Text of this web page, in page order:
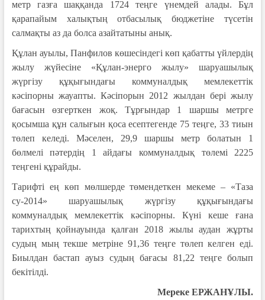
метр газға шаққанда 1724 теңге үнемдей алады. Бұл
қарапайым халықтың отбасылық бюджетіне түсетін
салмақты аз да болса азайтатыны анық.
Құлан ауылы, Панфилов көшесіндегі көп қабатты үйлердің
жылу жүйесіне «Құлан-энерго жылу» шаруашылық
жүргізу құқығындағы коммуналдық мемлекеттік
кәсіпорны жауапты. Кәсіпорын 2012 жылдан бері жылу
бағасын өзгерткен жоқ. Тұрғындар 1 шаршы метрге
қосымша құн салығын қоса есептегенде 75 теңге, 33 тиын
төлеп келеді. Мәселен, 29,9 шаршы метр болатын 1
бөлмелі пәтердің 1 айдағы коммуналдық төлемі 2225
теңгені құрайды.
Тарифті ең көп мөлшерде төмендеткен мекеме – «Таза
су-2014» шаруашылық жүргізу құқығындағы
коммуналдық мемлекеттік кәсіпорны. Күні кеше ғана
тарихтың қойнауында қалған 2018 жылы аудан жұрты
судың мың текше метріне 91,36 теңге төлеп келген еді.
Биылдан бастап ауыз судың бағасы 81,22 теңге болып
бекітілді.
Мереке ЕРЖАНҰЛЫ.